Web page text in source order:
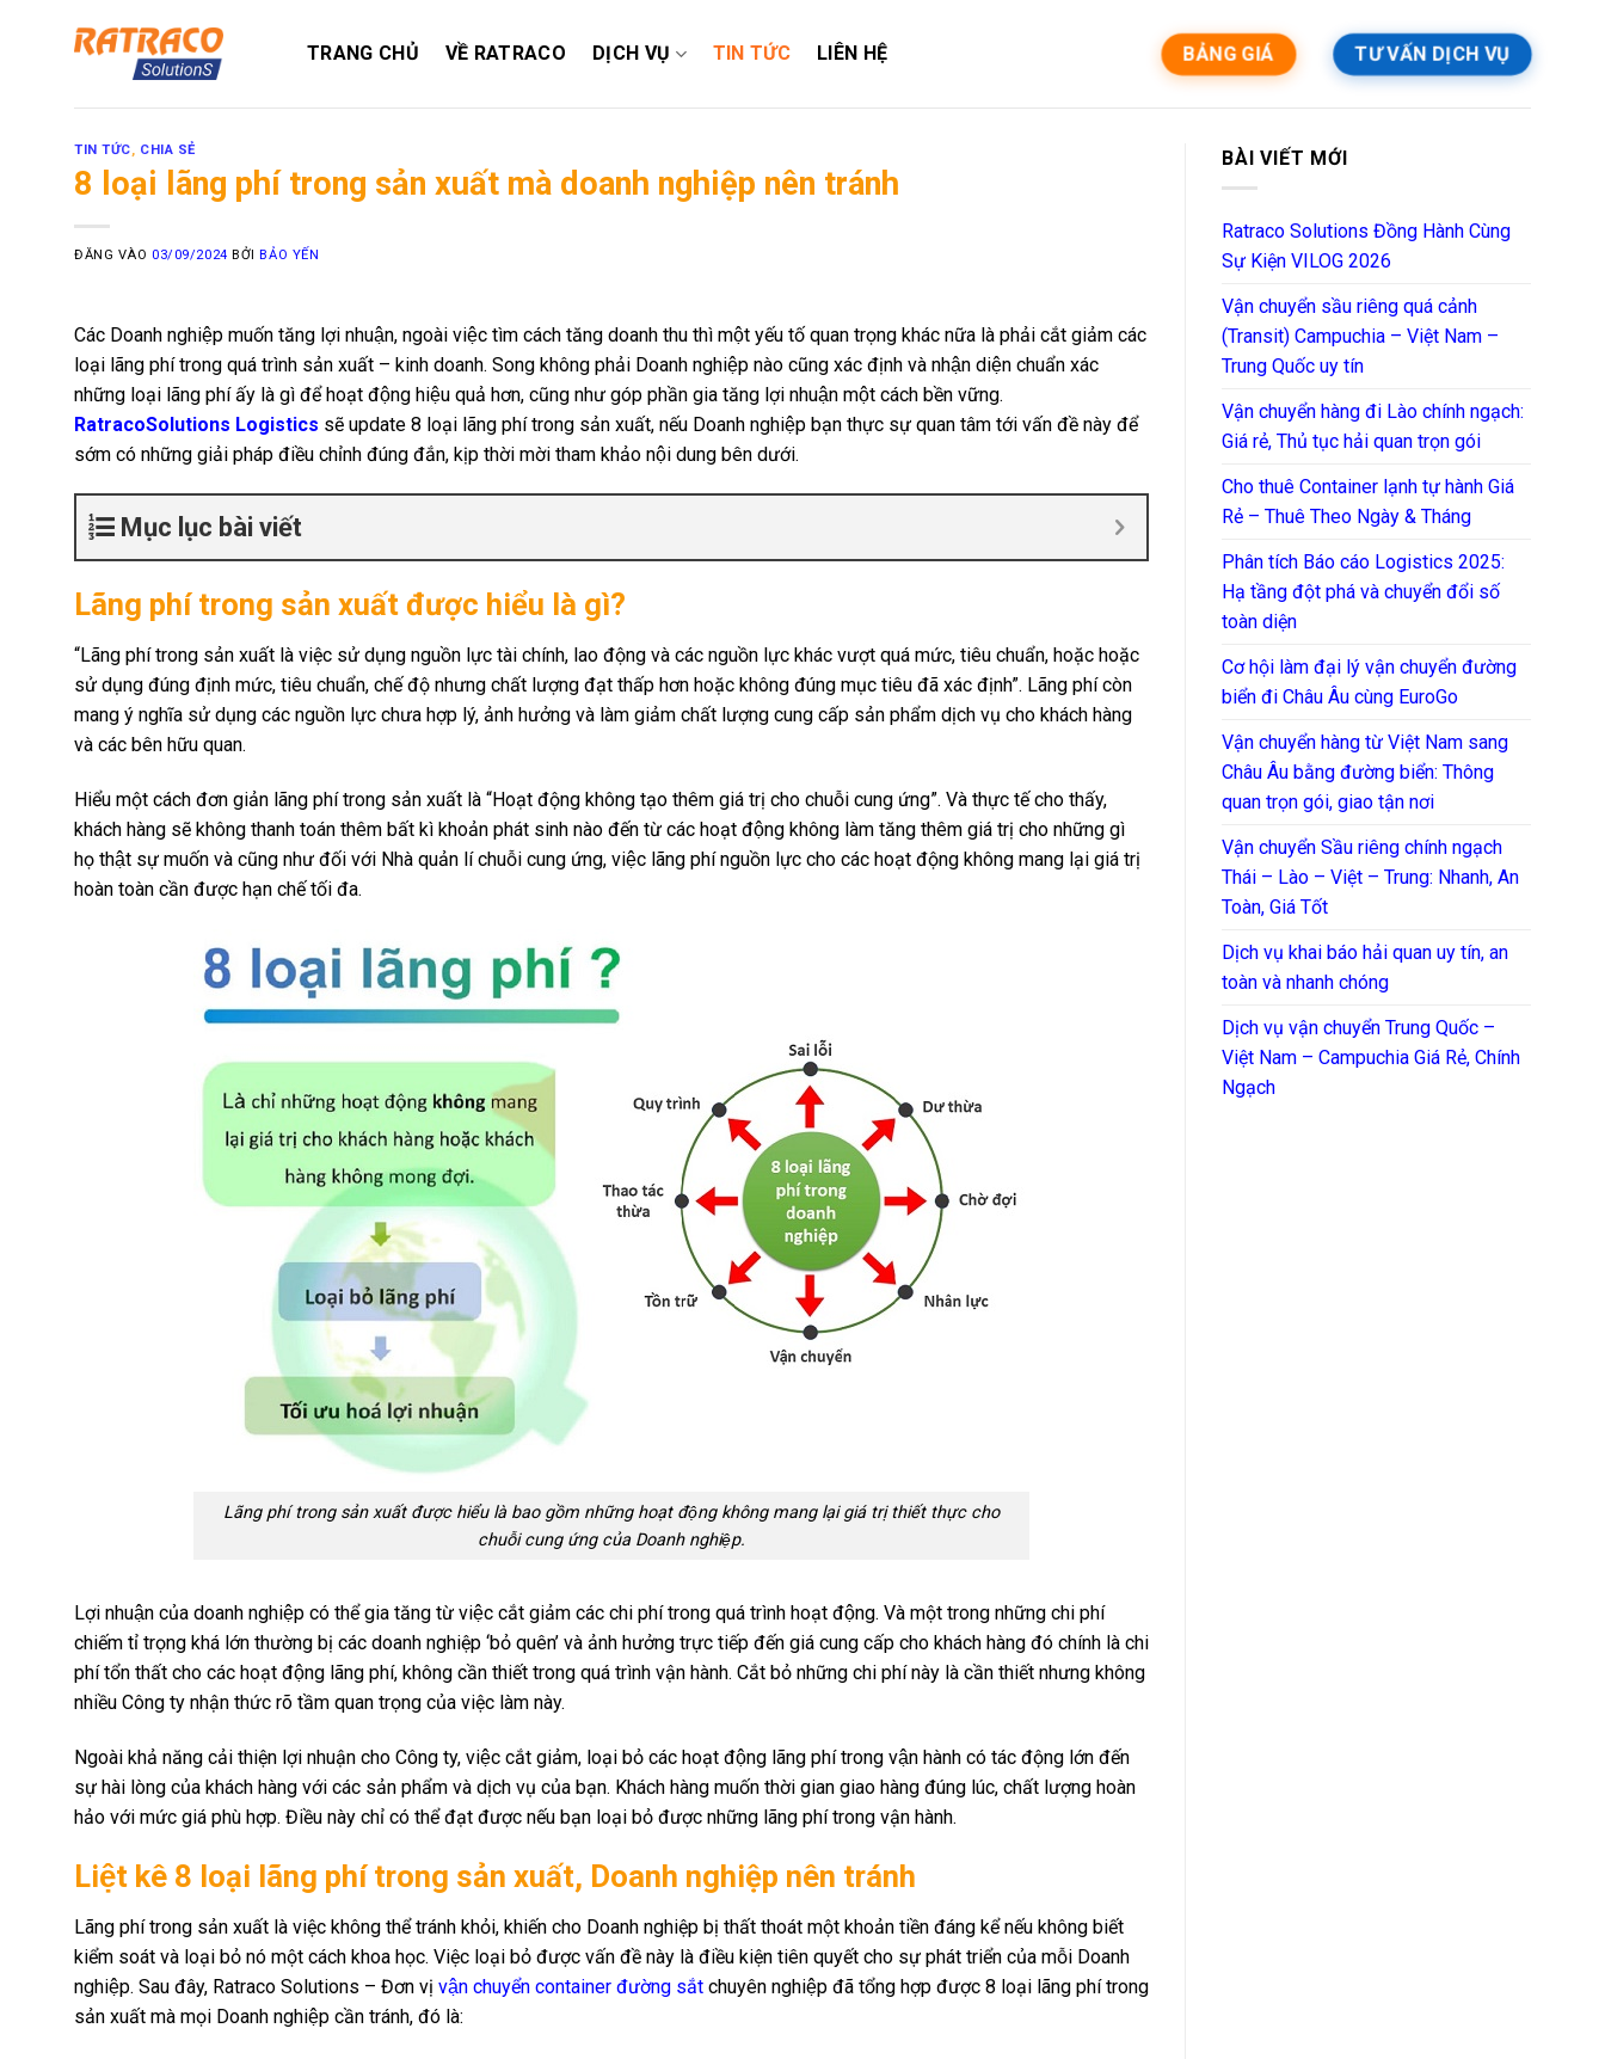
TRANG CHỦ VỀ RATRACO DỊCH VỤ TIN TỨC LIÊN HỆ BẢNG GIÁ TƯ VẤN DỊCH VỤ
TIN TỨC, CHIA SẺ
8 loại lãng phí trong sản xuất mà doanh nghiệp nên tránh
ĐĂNG VÀO 03/09/2024 BỞIBẢO YẾN
Các Doanh nghiệp muốn tăng lợi nhuận, ngoài việc tìm cách tăng doanh thu thì một yếu tố quan trọng khác nữa là phải cắt giảm các
loại lãng phí trong quá trình sản xuất – kinh doanh. Song không phải Doanh nghiệp nào cũng xác định và nhận diện chuẩn xác
những loại lãng phí ấy là gì để hoạt động hiệu quả hơn, cũng như góp phần gia tăng lợi nhuận một cách bền vững.
RatracoSolutions Logistics sẽ update 8 loại lãng phí trong sản xuất, nếu Doanh nghiệp bạn thực sự quan tâm tới vấn đề này để
sớm có những giải pháp điều chỉnh đúng đắn, kịp thời mời tham khảo nội dung bên dưới.
Mục lục bài viết
Lãng phí trong sản xuất được hiểu là gì?
“Lãng phí trong sản xuất là việc sử dụng nguồn lực tài chính, lao động và các nguồn lực khác vượt quá mức, tiêu chuẩn, hoặc hoặc
sử dụng đúng định mức, tiêu chuẩn, chế độ nhưng chất lượng đạt thấp hơn hoặc không đúng mục tiêu đã xác định”. Lãng phí còn
mang ý nghĩa sử dụng các nguồn lực chưa hợp lý, ảnh hưởng và làm giảm chất lượng cung cấp sản phẩm dịch vụ cho khách hàng
và các bên hữu quan.
Hiểu một cách đơn giản lãng phí trong sản xuất là “Hoạt động không tạo thêm giá trị cho chuỗi cung ứng”. Và thực tế cho thấy,
khách hàng sẽ không thanh toán thêm bất kì khoản phát sinh nào đến từ các hoạt động không làm tăng thêm giá trị cho những gì
họ thật sự muốn và cũng như đối với Nhà quản lí chuỗi cung ứng, việc lãng phí nguồn lực cho các hoạt động không mang lại giá trị
hoàn toàn cần được hạn chế tối đa.
Lãng phí trong sản xuất được hiểu là bao gồm những hoạt động không mang lại giá trị thiết thực cho
chuỗi cung ứng của Doanh nghiệp.
Lợi nhuận của doanh nghiệp có thể gia tăng từ việc cắt giảm các chi phí trong quá trình hoạt động. Và một trong những chi phí
chiếm tỉ trọng khá lớn thường bị các doanh nghiệp ‘bỏ quên’ và ảnh hưởng trực tiếp đến giá cung cấp cho khách hàng đó chính là chi
phí tổn thất cho các hoạt động lãng phí, không cần thiết trong quá trình vận hành. Cắt bỏ những chi phí này là cần thiết nhưng không
nhiều Công ty nhận thức rõ tầm quan trọng của việc làm này.
Ngoài khả năng cải thiện lợi nhuận cho Công ty, việc cắt giảm, loại bỏ các hoạt động lãng phí trong vận hành có tác động lớn đến
sự hài lòng của khách hàng với các sản phẩm và dịch vụ của bạn. Khách hàng muốn thời gian giao hàng đúng lúc, chất lượng hoàn
hảo với mức giá phù hợp. Điều này chỉ có thể đạt được nếu bạn loại bỏ được những lãng phí trong vận hành.
Liệt kê 8 loại lãng phí trong sản xuất, Doanh nghiệp nên tránh
Lãng phí trong sản xuất là việc không thể tránh khỏi, khiến cho Doanh nghiệp bị thất thoát một khoản tiền đáng kể nếu không biết
kiểm soát và loại bỏ nó một cách khoa học. Việc loại bỏ được vấn đề này là điều kiện tiên quyết cho sự phát triển của mỗi Doanh
nghiệp. Sau đây, Ratraco Solutions – Đơn vị vận chuyển container đường sắt chuyên nghiệp đã tổng hợp được 8 loại lãng phí trong
sản xuất mà mọi Doanh nghiệp cần tránh, đó là:
BÀI VIẾT MỚI
Ratraco Solutions Đồng Hành Cùng
Sự Kiện VILOG 2026
Vận chuyển sầu riêng quá cảnh
(Transit) Campuchia – Việt Nam –
Trung Quốc uy tín
Vận chuyển hàng đi Lào chính ngạch:
Giá rẻ, Thủ tục hải quan trọn gói
Cho thuê Container lạnh tự hành Giá
Rẻ – Thuê Theo Ngày & Tháng
Phân tích Báo cáo Logistics 2025:
Hạ tầng đột phá và chuyển đổi số
toàn diện
Cơ hội làm đại lý vận chuyển đường
biển đi Châu Âu cùng EuroGo
Vận chuyển hàng từ Việt Nam sang
Châu Âu bằng đường biển: Thông
quan trọn gói, giao tận nơi
Vận chuyển Sầu riêng chính ngạch
Thái – Lào – Việt – Trung: Nhanh, An
Toàn, Giá Tốt
Dịch vụ khai báo hải quan uy tín, an
toàn và nhanh chóng
Dịch vụ vận chuyển Trung Quốc –
Việt Nam – Campuchia Giá Rẻ, Chính
Ngạch